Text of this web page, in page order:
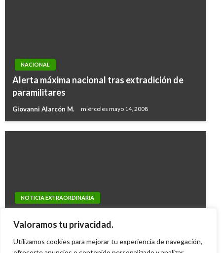
Valoramos tu privacidad.
Utilizamos cookies para mejorar tu experiencia de navegación,
NACIONAL
Alerta máxima nacional tras extradición de
paramilitares
Giovanni Alarcón M. miércoles mayo 14, 2008
NOTICIA EXTRAORDINARIA
discuten por demora de certificacion
Reinaldo Samaca lunes noviembre 24, 2008
NOTICIA EXTRAORDINARIA
Conferencia Episcopal pide al ELN dejar las